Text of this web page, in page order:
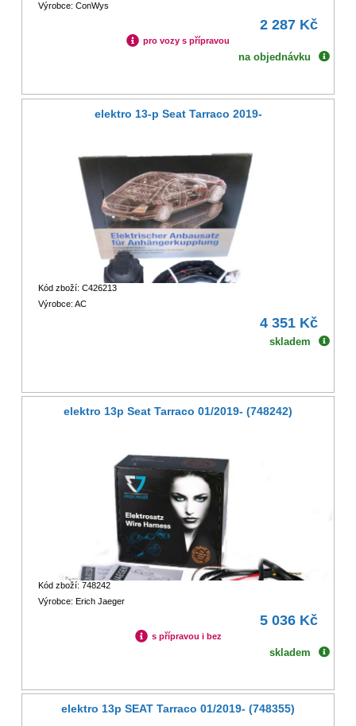
Výrobce: ConWys
2 287 Kč
pro vozy s přípravou
na objednávku
elektro 13-p Seat Tarraco 2019-
Kód zboží: C426213
Výrobce: AC
4 351 Kč
skladem
elektro 13p Seat Tarraco 01/2019- (748242)
Kód zboží: 748242
Výrobce: Erich Jaeger
5 036 Kč
s přípravou i bez
skladem
elektro 13p SEAT Tarraco 01/2019- (748355)